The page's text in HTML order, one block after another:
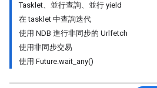
Tasklet、並行查詢、並行 yield
在 tasklet 中查詢迭代
使用 NDB 進行非同步的 Urlfetch
使用非同步交易
使用 Future.wait_any()